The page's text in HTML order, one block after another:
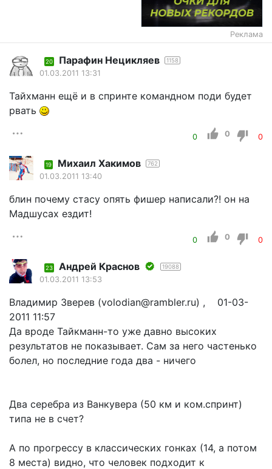
Реклама
20 Парафин Нецикляев 1158
01.03.2011 13:31
Тайхманн ещё и в спринте командном поди будет
рвать
0 0 0
19 Михаил Хакимов 762
01.03.2011 13:40
блин почему стасу опять фишер написали?! он на
Мадшусах ездит!
0 0 0
23 Андрей Краснов 19088
01.03.2011 13:53
Владимир Зверев (volodian@rambler.ru) , 01-03-
2011 11:57
Да вроде Тайкманн-то уже давно высоких
результатов не показывает. Сам за него частенько
болел, но последние года два - ничего
Два серебра из Ванкувера (50 км и ком.спринт)
типа не в счет?
А по прогрессу в классических гонках (14, а потом
8 места) видно, что человек подходит к